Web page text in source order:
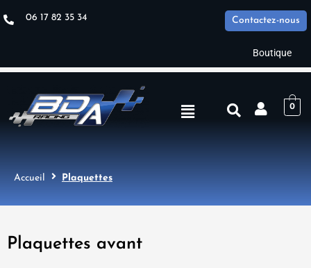
au
06 17 82 35 34 Contactez-nous
Boutique
Menu 0
Accueil Plaquettes
Plaquettes avant